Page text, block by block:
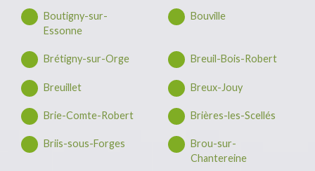
Boutigny-sur-
Essonne
Bouville
Brétigny-sur-Orge Breuil-Bois-Robert
Breuillet Breux-Jouy
Brie-Comte-Robert Brières-les-Scellés
Briis-sous-Forges
Brou-sur-
Chantereine